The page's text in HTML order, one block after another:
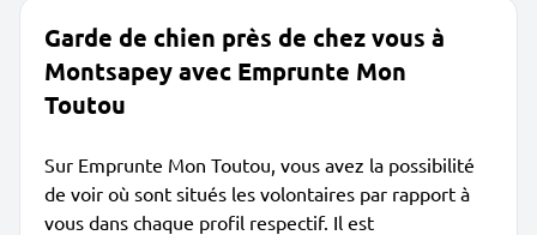
Garde de chien près de chez vous à
Montsapey avec Emprunte Mon
Toutou
Sur Emprunte Mon Toutou, vous avez la possibilité
de voir où sont situés les volontaires par rapport à
vous dans chaque profil respectif. Il est